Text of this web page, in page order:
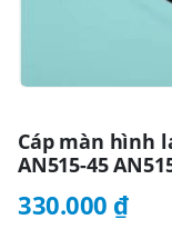
Cáp màn hình
AN515-45
330.000 ₫